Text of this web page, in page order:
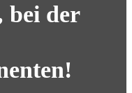
bei der